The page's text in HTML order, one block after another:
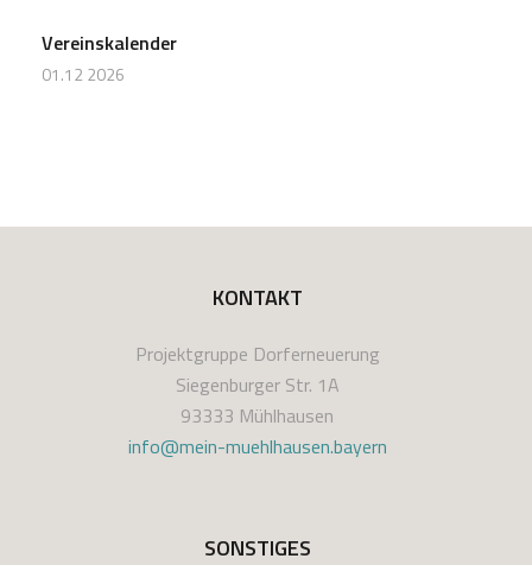
Vereinskalender
01.12 2026
KONTAKT
Projektgruppe Dorferneuerung
Siegenburger Str. 1A
93333 Mühlhausen
info@mein-muehlhausen.bayern
SONSTIGES